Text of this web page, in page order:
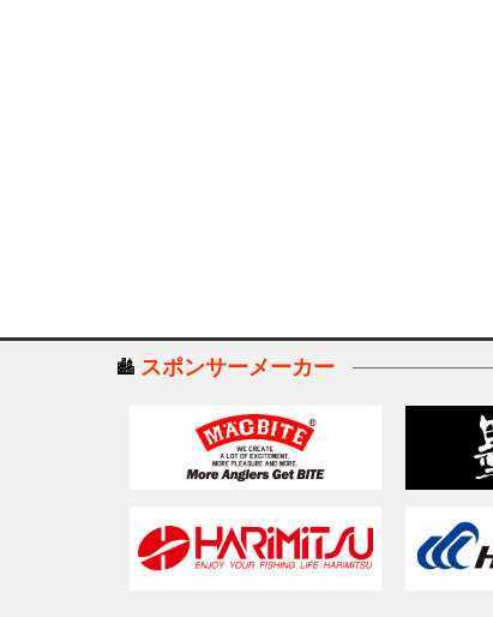
スポンサーメーカー